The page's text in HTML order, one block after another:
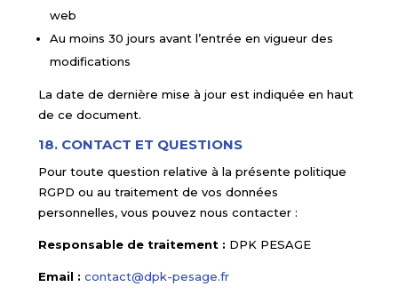
web
Au moins 30 jours avant l’entrée en vigueur des
modifications
La date de dernière mise à jour est indiquée en haut
de ce document.
18. CONTACT ET QUESTIONS
Pour toute question relative à la présente politique
RGPD ou au traitement de vos données
personnelles, vous pouvez nous contacter :
Responsable de traitement : DPK PESAGE
Email : contact@dpk-pesage.fr